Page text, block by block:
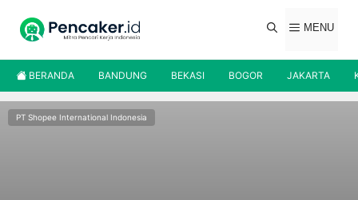
MENU
BERANDA BANDUNG BEKASI BOGOR JAKARTA
PT Shopee International Indonesia